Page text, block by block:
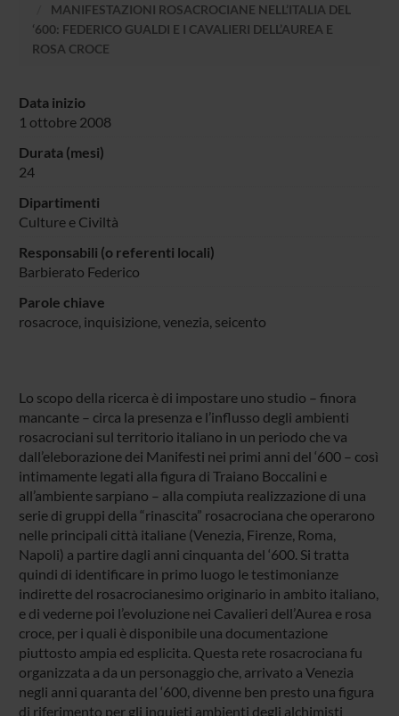
MANIFESTAZIONI ROSACROCIANE NELL’ITALIA DEL
‘600: FEDERICO GUALDI E I CAVALIERI DELL’AUREA E
ROSA CROCE
Data inizio
1 ottobre 2008
Durata (mesi)
24
Dipartimenti
Culture e Civiltà
Responsabili (o referenti locali)
Barbierato Federico
Parole chiave
rosacroce, inquisizione, venezia, seicento
Lo scopo della ricerca è di impostare uno studio – finora
mancante – circa la presenza e l’influsso degli ambienti
rosacrociani sul territorio italiano in un periodo che va
dall’eleborazione dei Manifesti nei primi anni del ‘600 – così
intimamente legati alla figura di Traiano Boccalini e
all’ambiente sarpiano – alla compiuta realizzazione di una
serie di gruppi della “rinascita” rosacrociana che operarono
nelle principali città italiane (Venezia, Firenze, Roma,
Napoli) a partire dagli anni cinquanta del ‘600. Si tratta
quindi di identificare in primo luogo le testimonianze
indirette del rosacrocianesimo originario in ambito italiano,
e di vederne poi l’evoluzione nei Cavalieri dell’Aurea e rosa
croce, per i quali è disponibile una documentazione
piuttosto ampia ed esplicita. Questa rete rosacrociana fu
organizzata a da un personaggio che, arrivato a Venezia
negli anni quaranta del ‘600, divenne ben presto una figura
di riferimento per gli inquieti ambienti degli alchimisti